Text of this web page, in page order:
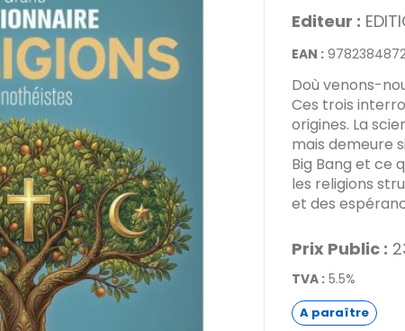
Editeur :
EAN :
Doù venons-
Ces trois
origines. La
mais demeure
Big Bang et ce
les religions
et des
Prix Public :
TVA : 5.5%
A paraître